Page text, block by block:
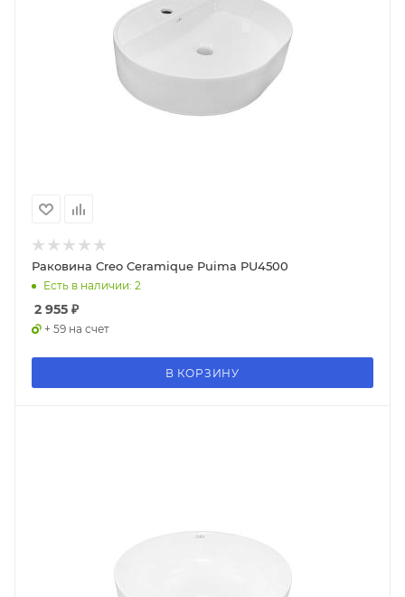
Раковина Creo Ceramique Puima PU4500
Есть в наличии: 2
2 955 ₽
+ 59 на счет
В КОРЗИНУ